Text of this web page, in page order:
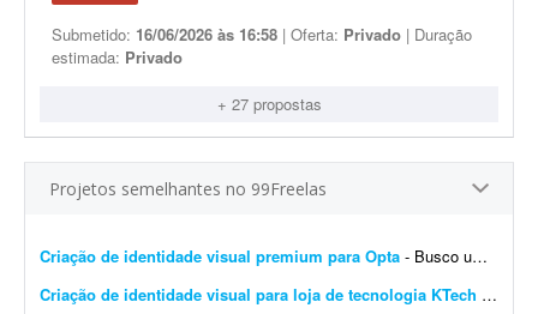
Submetido: 16/06/2026 às 16:58 | Oferta: Privado | Duração
estimada: Privado
+ 27 propostas
Projetos semelhantes no 99Freelas
Criação de identidade visual premium para Opta - Busco um designer profissional para criar a identidade visual da **Opta**, uma empresa de tecnologia voltada para ajudar pessoas a tomarem melhores decisões antes de comprar. O principal ob...
Criação de identidade visual para loja de tecnologia KTech